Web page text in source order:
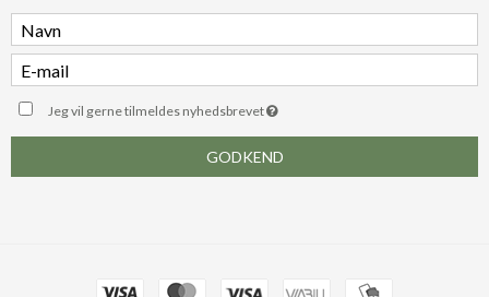
Jeg vil gerne tilmeldes nyhedsbrevet
GODKEND